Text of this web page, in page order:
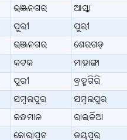
ଭଞ୍ଜନଗର
ଆସ୍କା
ପୁରୀ
ପୁରୀ
ଭଞ୍ଜନଗର
ଶେରଗଡ଼
କଟକ
ମାହାଙ୍ଗା
ପୁରୀ
ବ୍ରହ୍ମଗିରି
ସମ୍ବଲପୁର
ସମ୍ବଲପୁର
କନ୍ଧମାଳ
ରାଇକିଆ
କୋରାପୁଟ
ଜୟପୁର